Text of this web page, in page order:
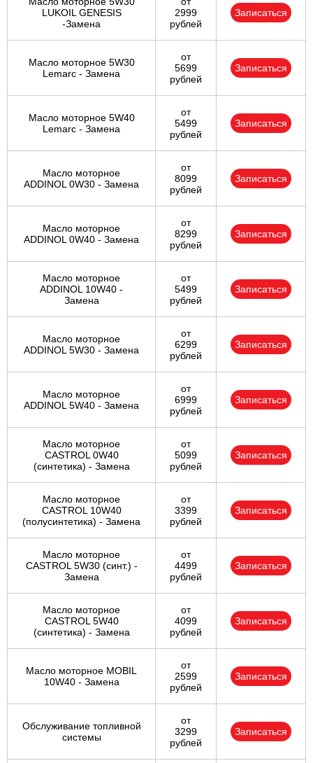
LUKOIL GENESIS
-Замена
2999
рублей
Записаться
Масло моторное 5W30
Lemarc - Замена
от
5699
рублей
Записаться
Масло моторное 5W40
Lemarc - Замена
от
5499
рублей
Записаться
Масло моторное
ADDINOL 0W30 - Замена
от
8099
рублей
Записаться
Масло моторное
ADDINOL 0W40 - Замена
от
8299
рублей
Записаться
Масло моторное
ADDINOL 10W40 -
Замена
от
5499
рублей
Записаться
Масло моторное
ADDINOL 5W30 - Замена
от
6299
рублей
Записаться
Масло моторное
ADDINOL 5W40 - Замена
от
6999
рублей
Записаться
Масло моторное
CASTROL 0W40
(синтетика) - Замена
от
5099
рублей
Записаться
Масло моторное
CASTROL 10W40
(полусинтетика) - Замена
от
3399
рублей
Записаться
Масло моторное
CASTROL 5W30 (синт.) -
Замена
от
4499
рублей
Записаться
Масло моторное
CASTROL 5W40
(синтетика) - Замена
от
4099
рублей
Записаться
Масло моторное MOBIL
10W40 - Замена
от
2599
рублей
Записаться
Обслуживание топливной
системы
от
3299
рублей
Записаться